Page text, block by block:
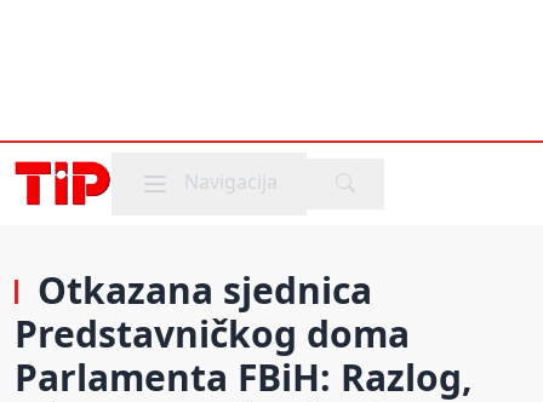
Mobile menu
Navigacija
Otkazana sjednica
Predstavničkog doma
Parlamenta FBiH: Razlog,